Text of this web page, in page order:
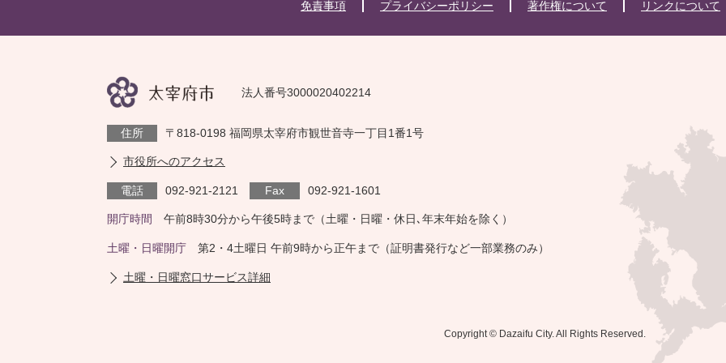
免責事項 プライバシーポリシー 著作権について リンクについて
法人番号3000020402214
住所 〒818-0198 福岡県太宰府市観世音寺一丁目1番1号
市役所へのアクセス
電話 092-921-2121 Fax 092-921-1601
開庁時間 午前8時30分から午後5時まで（土曜・日曜・休日､年末年始を除く）
土曜・日曜開庁 第2・4土曜日 午前9時から正午まで（証明書発行など一部業務のみ）
土曜・日曜窓口サービス詳細
Copyright © Dazaifu City. All Rights Reserved.